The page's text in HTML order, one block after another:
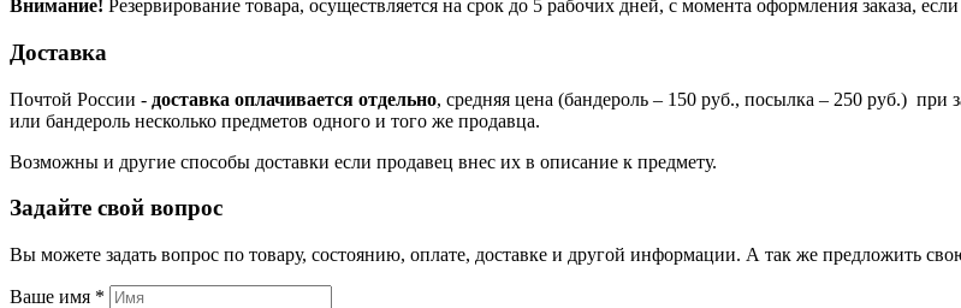
Внимание! Резервирование товара, осуществляется на срок до 5 рабочих дней, с момента оформления заказа,
Доставка
Почтой России - доставка оплачивается отдельно, средняя цена (бандероль – 150 руб., посылка – 250 руб.)
или бандероль несколько предметов одного и того же продавца.
Возможны и другие способы доставки если продавец внес их в описание к предмету.
Задайте свой вопрос
Вы можете задать вопрос по товару, состоянию, оплате, доставке и другой информации. А так же предложить
Ваше имя *